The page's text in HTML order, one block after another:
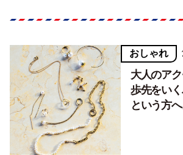
おしゃれ
大人のア
歩先をいく
という方へ